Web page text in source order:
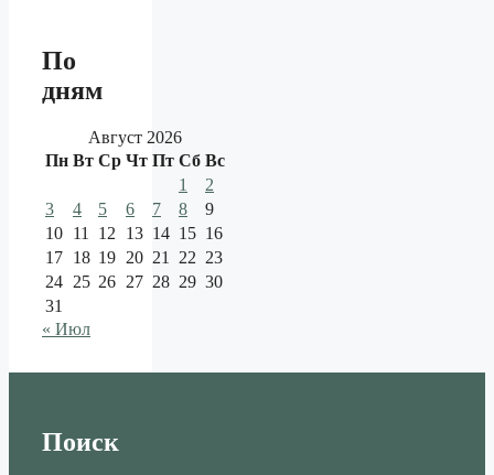
По
дням
Август 2026
Пн Вт Ср Чт Пт Сб Вс
1
2
3
4 5 6 7 8
9
10 11 12 13 14 15 16
17 18 19 20 21 22 23
24 25 26 27 28 29 30
31
« Июл
Поиск